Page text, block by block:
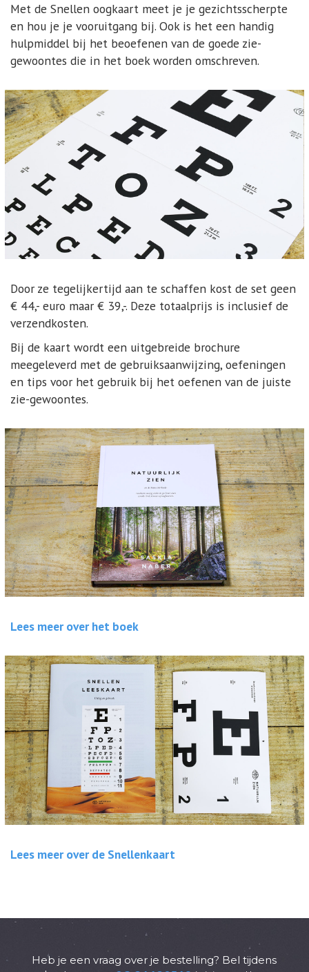
Met de Snellen oogkaart meet je je gezichtsscherpte
en hou je je vooruitgang bij. Ook is het een handig
hulpmiddel bij het beoefenen van de goede zie-
gewoontes die in het boek worden omschreven.
Door ze tegelijkertijd aan te schaffen kost de set geen
€ 44,- euro maar € 39,-. Deze totaalprijs is inclusief de
verzendkosten.
Bij de kaart wordt een uitgebreide brochure
meegeleverd met de gebruiksaanwijzing, oefeningen
en tips voor het gebruik bij het oefenen van de juiste
zie-gewoontes.
Lees meer over het boek
Lees meer over de Snellenkaart
Heb je een vraag over je bestelling? Bel tijdens